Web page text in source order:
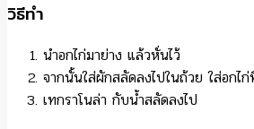
วิธีทำ
นำอกไก่มาย่าง แล้วหั่นไว้
จากนั้นใส่ผักสลัดลงไปในถ้วย ใส่อกไ
เทกราโนล่า กับน้ำสลัดลงไป